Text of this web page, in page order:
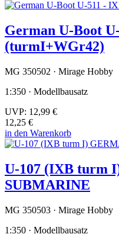
German U-Boot
(turmI+WGr42)
MG 350502 · Mirage Hobby
1:350 · Modellbausatz
UVP: 12,99 €
12,25 €
in den Warenkorb
U-107 (IXB turm
SUBMARINE
MG 350503 · Mirage Hobby
1:350 · Modellbausatz